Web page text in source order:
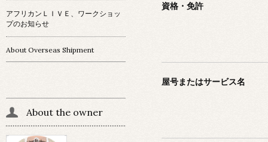
資格・免許
屋号またはサービス名
アフリカンＬＩＶＥ、ワークショッ
プのお知らせ
About Overseas Shipment
About the owner